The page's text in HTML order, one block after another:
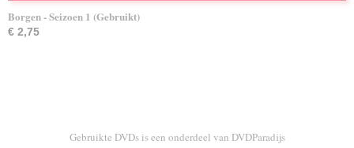
Borgen - Seizoen 1 (Gebruikt)
€ 2,75
Gebruikte DVDs is een onderdeel van DVDParadijs